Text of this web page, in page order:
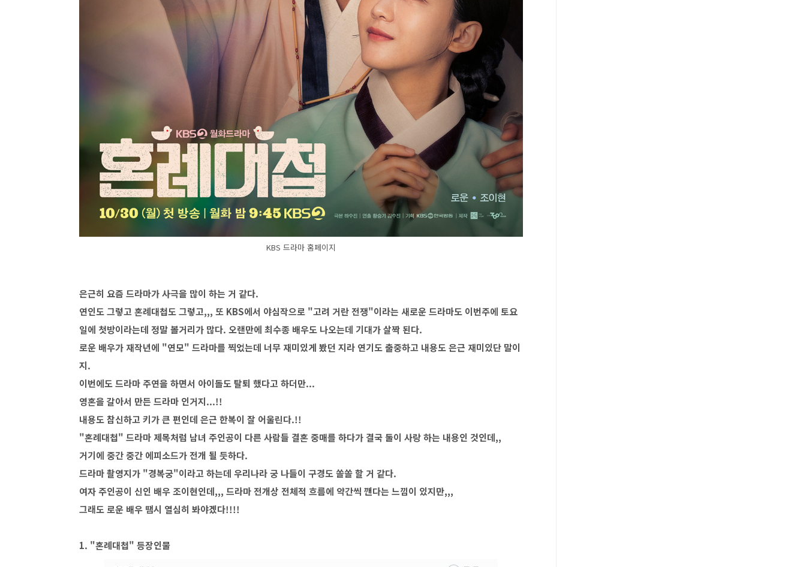
KBS 드라마 홈페이지
은근히 요즘 드라마가 사극을 많이 하는 거 같다.
연인도 그렇고 혼례대첩도 그렇고,,, 또 KBS에서 야심작으로 "고려 거란 전쟁"이라는 새로운 드라마도 이번주에 토요
일에 첫방이라는데 정말 볼거리가 많다. 오랜만에 최수종 배우도 나오는데 기대가 살짝 된다.
로운 배우가 재작년에 "연모" 드라마를 찍었는데 너무 재미있게 봤던 지라 연기도 출중하고 내용도 은근 재미있단 말이
지.
이번에도 드라마 주연을 하면서 아이돌도 탈퇴 했다고 하더만...
영혼을 갈아서 만든 드라마 인거지...!!
내용도 참신하고 키가 큰 편인데 은근 한복이 잘 어울린다.!!
"혼례대첩" 드라마 제목처럼 남녀 주인공이 다른 사람들 결혼 중매를 하다가 결국 둘이 사랑 하는 내용인 것인데,,
거기에 중간 중간 에피소드가 전개 될 듯하다.
드라마 촬영지가 "경복궁"이라고 하는데 우리나라 궁 나들이 구경도 쏠쏠 할 거 같다.
여자 주인공이 신인 배우 조이현인데,,, 드라마 전개상 전체적 흐름에 약간씩 깬다는 느낌이 있지만,,,
그래도 로운 배우 땜시 열심히 봐야겠다!!!!
1. "혼례대첩" 등장인물